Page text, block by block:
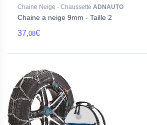
Chaine Neige - Chaussette ADNAUTO
Chaine a neige 9mm - Taille 2
37,08€